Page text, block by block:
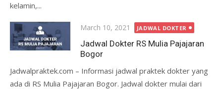
kelamin,...
Posted
on
March 10, 2021 JADWAL DOKTER
Jadwal Dokter RS Mulia Pajajaran
Bogor
Jadwalpraktek.com – Informasi jadwal praktek dokter yang
ada di RS Mulia Pajajaran Bogor. Jadwal dokter mulai dari